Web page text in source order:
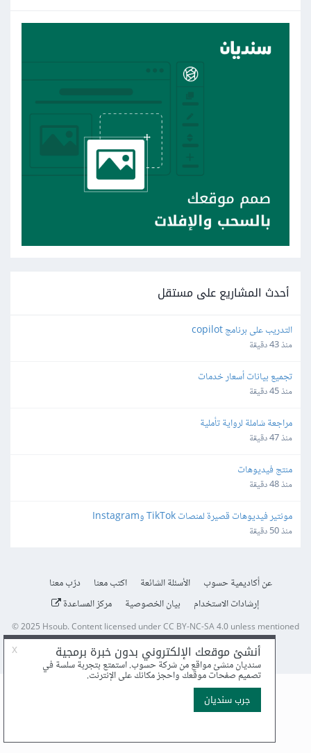
أحدث المشاريع على مستقل
التدريب على برنامج copilot
منذ 43 دقيقة
تجميع بيانات أسعار خدمات
منذ 45 دقيقة
مراجعة شاملة لرواية تأملية
منذ 47 دقيقة
منتج فيديوهات
منذ 48 دقيقة
مونتير فيديوهات قصيرة لمنصات TikTok وInstagram
منذ 50 دقيقة
عن أكاديمية حسوب الأسئلة الشائعة اكتب معنا
درّب معنا
إرشادات الاستخدام
بيان الخصوصية مركز المساعدة
© 2025 Hsoub.Content licensed underCC BY-NC-SA 4.0unless mentioned
otherwise.